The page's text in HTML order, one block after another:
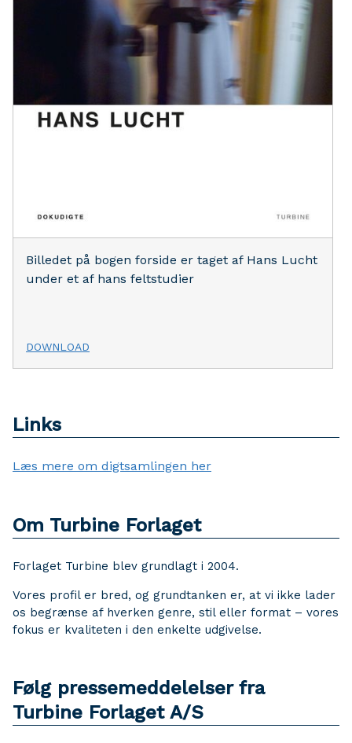
Billedet på bogen forside er taget af Hans Lucht
under et af hans feltstudier
DOWNLOAD
Links
Læs mere om digtsamlingen her
Om Turbine Forlaget
Forlaget Turbine blev grundlagt i 2004.
Vores profil er bred, og grundtanken er, at vi ikke lader
os begrænse af hverken genre, stil eller format – vores
fokus er kvaliteten i den enkelte udgivelse.
Følg pressemeddelelser fra
Turbine Forlaget A/S